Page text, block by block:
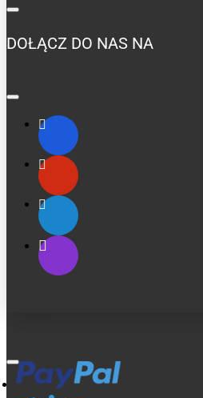
DOŁĄCZ DO NAS NA